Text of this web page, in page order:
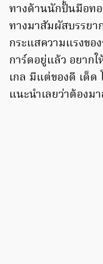
ทางด้านนักปั้นมือท
ทางมาสัมผัสบรรยา
กระแสความแรงขอ
การ์ดอยู่แล้ว อยาก
เกล มีแต่ของดี เด็ด
แนะนำเลยว่าต้อง